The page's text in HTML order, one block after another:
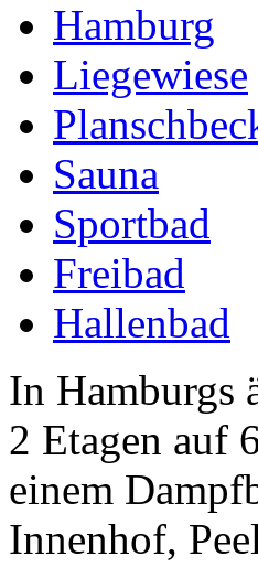
Hamburg
Liegewiese
Sauna
Sportbad
Freibad
Hallenbad
In Hamburgs
2 Etagen auf
einem
Innenhof,